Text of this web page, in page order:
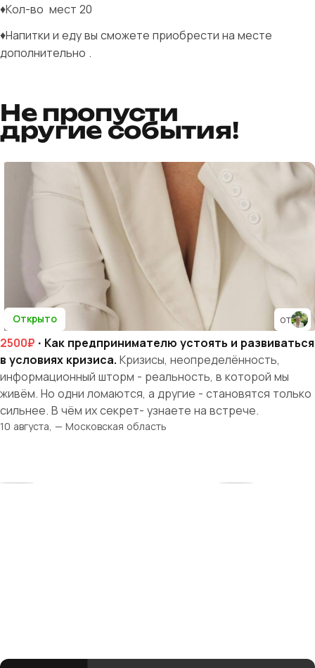
♦️Кол-во мест 20
♦️Напитки и еду вы сможете приобрести на месте
дополнительно .
Не пропусти
другие события!
Открыто от
2500₽ · Как предпринимателю устоять и развиваться
в условиях кризиса. Кризисы, неопределённость,
информационный шторм - реальность, в которой мы
живём. Но одни ломаются, а другие - становятся только
сильнее. В чём их секрет- узнаете на встрече.
10 августа, — Московская область